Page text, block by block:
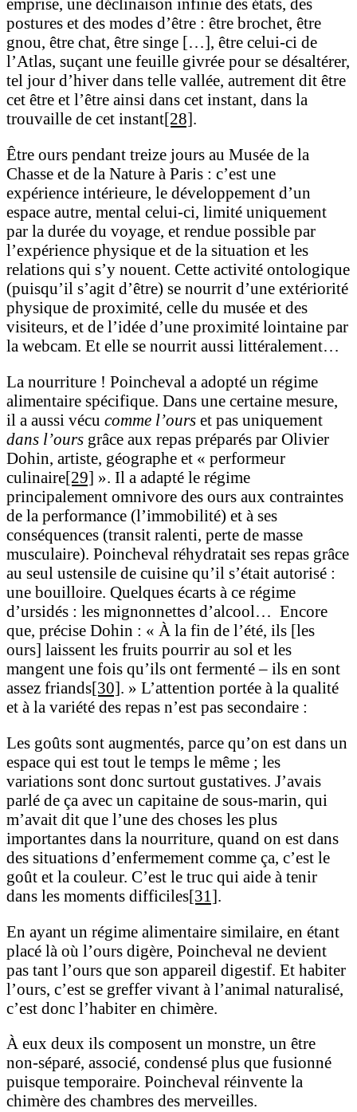
emprise, une déclinaison infinie des états, des
postures et des modes d’être : être brochet, être
gnou, être chat, être singe […], être celui-ci de
l’Atlas, suçant une feuille givrée pour se désaltérer,
tel jour d’hiver dans telle vallée, autrement dit être
cet être et l’être ainsi dans cet instant, dans la
trouvaille de cet instant[28].
Être ours pendant treize jours au Musée de la
Chasse et de la Nature à Paris : c’est une
expérience intérieure, le développement d’un
espace autre, mental celui-ci, limité uniquement
par la durée du voyage, et rendue possible par
l’expérience physique et de la situation et les
relations qui s’y nouent. Cette activité ontologique
(puisqu’il s’agit d’être) se nourrit d’une extériorité
physique de proximité, celle du musée et des
visiteurs, et de l’idée d’une proximité lointaine par
la webcam. Et elle se nourrit aussi littéralement…
La nourriture ! Poincheval a adopté un régime
alimentaire spécifique. Dans une certaine mesure,
il a aussi vécu comme l’ours et pas uniquement
dans l’ours grâce aux repas préparés par Olivier
Dohin, artiste, géographe et « performeur
culinaire[29] ». Il a adapté le régime
principalement omnivore des ours aux contraintes
de la performance (l’immobilité) et à ses
conséquences (transit ralenti, perte de masse
musculaire). Poincheval réhydratait ses repas grâce
au seul ustensile de cuisine qu’il s’était autorisé :
une bouilloire. Quelques écarts à ce régime
d’ursidés : les mignonnettes d’alcool… Encore
que, précise Dohin : « À la fin de l’été, ils [les
ours] laissent les fruits pourrir au sol et les
mangent une fois qu’ils ont fermenté – ils en sont
assez friands[30]. » L’attention portée à la qualité
et à la variété des repas n’est pas secondaire :
Les goûts sont augmentés, parce qu’on est dans un
espace qui est tout le temps le même ; les
variations sont donc surtout gustatives. J’avais
parlé de ça avec un capitaine de sous-marin, qui
m’avait dit que l’une des choses les plus
importantes dans la nourriture, quand on est dans
des situations d’enfermement comme ça, c’est le
goût et la couleur. C’est le truc qui aide à tenir
dans les moments difficiles[31].
En ayant un régime alimentaire similaire, en étant
placé là où l’ours digère, Poincheval ne devient
pas tant l’ours que son appareil digestif. Et habiter
l’ours, c’est se greffer vivant à l’animal naturalisé,
c’est donc l’habiter en chimère.
À eux deux ils composent un monstre, un être
non-séparé, associé, condensé plus que fusionné
puisque temporaire. Poincheval réinvente la
chimère des chambres des merveilles.